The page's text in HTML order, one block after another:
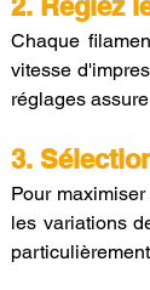
2. Réglez
Chaque
vitesse
réglages
3.
Pour
les variations